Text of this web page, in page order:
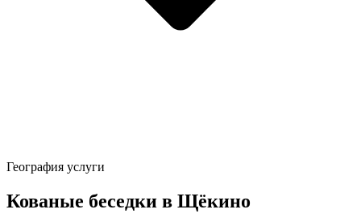
География услуги
Кованые беседки в Щёкино